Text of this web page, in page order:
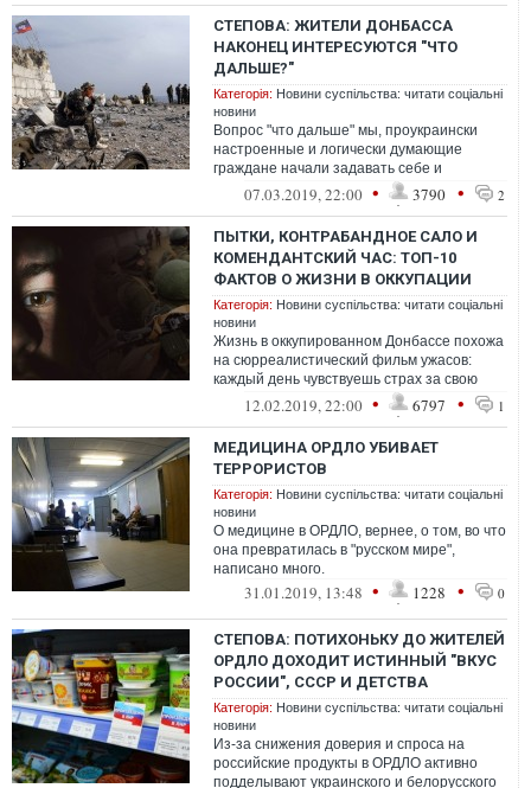
СТЕПОВА: ЖИТЕЛИ ДОНБАССА
НАКОНЕЦ ИНТЕРЕСУЮТСЯ "ЧТО
ДАЛЬШЕ?"
Категорія: Новини суспільства: читати соціальні
новини
Вопрос "что дальше" мы, проукраински
настроенные и логически думающие
граждане начали задавать себе и
окружающим с первых городских еще
мирных митинго...
07.03.2019, 22:00 • 3790 • 2
ПЫТКИ, КОНТРАБАНДНОЕ САЛО И
КОМЕНДАНТСКИЙ ЧАС: ТОП-10
ФАКТОВ О ЖИЗНИ В ОККУПАЦИИ
Категорія: Новини суспільства: читати соціальні
новини
Жизнь в оккупированном Донбассе похожа
на сюрреалистический фильм ужасов:
каждый день чувствуешь страх за свою
жизнь и свободу близких, при этом до ко...
12.02.2019, 22:00 • 6797 • 1
МЕДИЦИНА ОРДЛО УБИВАЕТ
ТЕРРОРИСТОВ
Категорія: Новини суспільства: читати соціальні
новини
О медицине в ОРДЛО, вернее, о том, во что
она превратилась в "русском мире",
написано много.
31.01.2019, 13:48 • 1228 • 0
СТЕПОВА: ПОТИХОНЬКУ ДО ЖИТЕЛЕЙ
ОРДЛО ДОХОДИТ ИСТИННЫЙ "ВКУС
РОССИИ", СССР И ДЕТСТВА
Категорія: Новини суспільства: читати соціальні
новини
Из-за снижения доверия и спроса на
российские продукты в ОРДЛО активно
подделывают украинского и белорусского